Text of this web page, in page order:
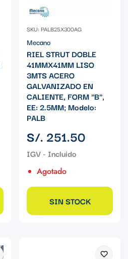
SKU: PALB25X300AG
Mecano
RIEL STRUT DOBLE
41MMX41MM LISO
3MTS ACERO
GALVANIZADO EN
CALIENTE, FORM "B",
EE: 2.5MM; Modelo:
PALB
Precio
regular
S/. 251.50
Agotado
SIN STOCK